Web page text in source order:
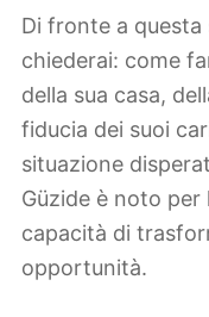
Di fronte a questa
chiederai: come
della sua casa,
fiducia dei suoi
situazione
Güzide è noto
capacità di
opportunità.